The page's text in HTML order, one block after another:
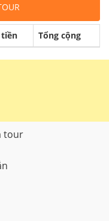
tiền Tổng cộng
tour